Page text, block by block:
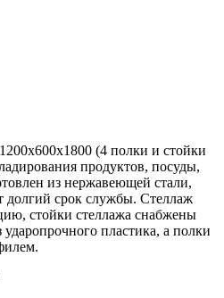
(4 полки и стойки
продуктов, посуды,
из нержавеющей стали,
долгий срок службы. Стеллаж
стойки стеллажа снабжены
пластика, а полки